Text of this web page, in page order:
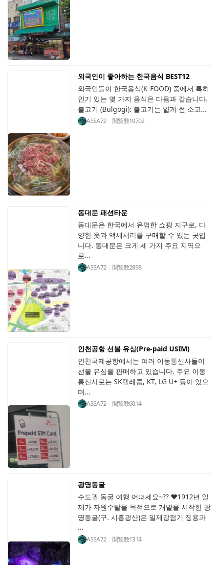
외국인이 좋아하는 한국음식 BEST12
외국인들이 한국음식(K-FOOD) 중에서 특히
인기 있는 몇 가지 음식은 다음과 같습니다.
불고기 (Bulgogi): 불고기는 얇게 썬 소고...
ASSA72 閲覧数10702
동대문 패션타운
동대문은 한국에서 유명한 쇼핑 지구로, 다
양한 옷과 액세서리를 구매할 수 있는 곳입
니다. 동대문은 크게 세 가지 주요 지역으
로...
ASSA72 閲覧数2898
인천공항 선불 유심(Pre-paid USIM)
인천국제공항에서는 여러 이동통신사들이
선불 유심을 판매하고 있습니다. 주요 이동
통신사로는 SK텔레콤, KT, LG U+ 등이 있으
며...
ASSA72 閲覧数6014
광명동굴
수도권 동굴 여행 어떠세요~?? ♥1912년 일
제가 자원수탈을 목적으로 개발을 시작한 광
명동굴(구. 시흥광산)은 일제강점기 징용과
...
ASSA72 閲覧数1314